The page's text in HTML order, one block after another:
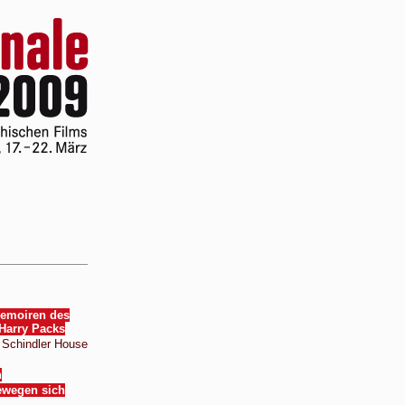
des
Packs
House
sich